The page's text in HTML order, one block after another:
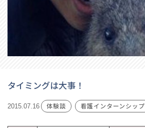
タイミングは大事！
2015.07.16 体験談 看護インターンシップ